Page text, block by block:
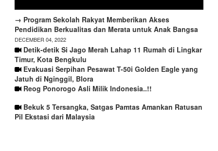
→ Program Sekolah Rakyat Memberikan Akses
Pendidikan Berkualitas dan Merata untuk Anak Bangsa
DECEMBER 04, 2022
Detik-detik Si Jago Merah Lahap 11 Rumah di Lingkar
Timur, Kota Bengkulu
Evakuasi Serpihan Pesawat T-50i Golden Eagle yang
Jatuh di Nginggil, Blora
Reog Ponorogo Asli Milik Indonesia..!!
Bekuk 5 Tersangka, Satgas Pamtas Amankan Ratusan
Pil Ekstasi dari Malaysia